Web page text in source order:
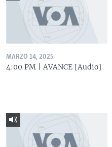
ENTRETENIMIENTO
MARZO 14, 2025
4:00 PM | AVANCE [Audio]